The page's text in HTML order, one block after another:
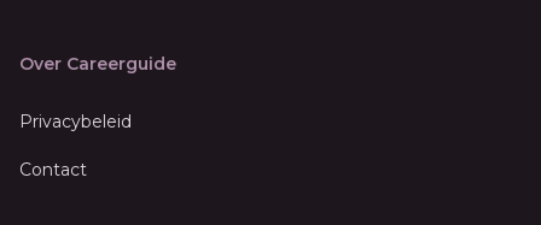
Over Careerguide
Privacybeleid
Contact